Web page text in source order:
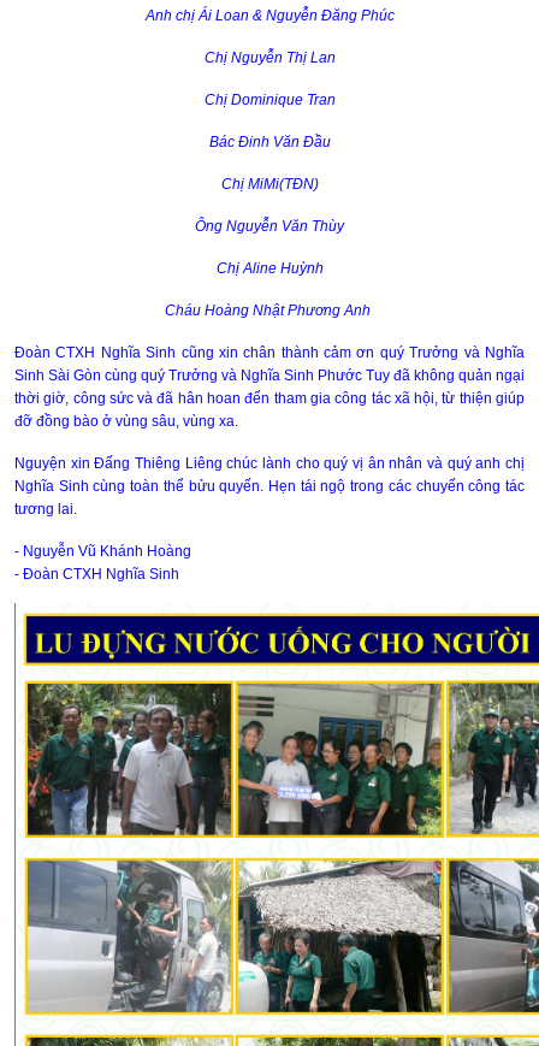
Anh chị Ái Loan & Nguyễn Đăng Phúc
Chị Nguyễn Thị Lan
Chị Dominique Tran
Bác Đinh Văn Đầu
Chị MiMi(TĐN)
Ông Nguyễn Văn Thùy
Chị Aline Huỳnh
Cháu Hoàng Nhật Phương Anh
Đoàn CTXH Nghĩa Sinh cũng xin chân thành cảm ơn quý Trưởng và Nghĩa
Sinh Sài Gòn cùng quý Trưởng và Nghĩa Sinh Phước Tuy đã không quản ngại
thời giờ, công sức và đã hân hoan đến tham gia công tác xã hội, từ thiện giúp
đỡ đồng bào ở vùng sâu, vùng xa.
Nguyện xin Đấng Thiêng Liêng chúc lành cho quý vị ân nhân và quý anh chị
Nghĩa Sinh cùng toàn thể bửu quyến. Hẹn tái ngộ trong các chuyến công tác
tương lai.
- Nguyễn Vũ Khánh Hoàng
- Đoàn CTXH Nghĩa Sinh